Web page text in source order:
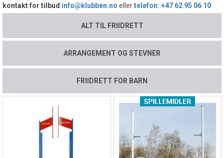
kontakt for tilbud info@klubben.no ellertelefon: +47 62 95 06 10
ALT TIL FRIIDRETT
ARRANGEMENT OG STEVNER
FRIIDRETT FOR BARN